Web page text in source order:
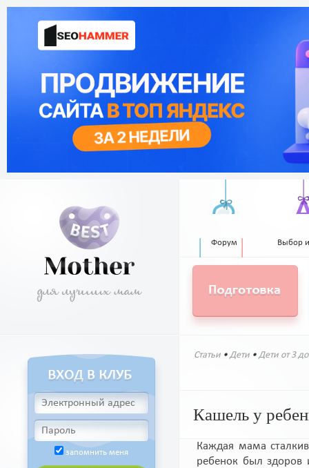
запомнить меня
Форум Выбор
Статьи • Дети • Дети от 3
Кашель у
Каждая мама
ребенок был здоров